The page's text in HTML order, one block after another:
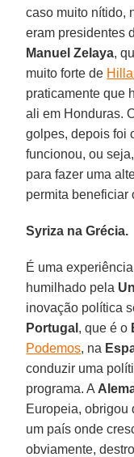
caso muito nítido,
eram presidentes
Manuel Zelaya,
muito forte de
praticamente que
ali em Honduras.
golpes, depois foi
funcionou, ou
para fazer uma
permita beneficiar
Syriza na Grécia.
É uma
humilhado pela
inovação política
Portugal , que é o
Podemos, na
conduzir uma
programa. A
Europeia, obrigou
um país onde
obviamente,